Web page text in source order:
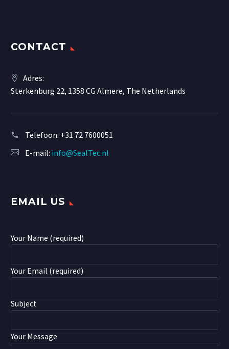
CONTACT
Adres:
Sterkenburg 22, 1358 CG Almere, The Netherlands
Telefoon: +31 72 7600051
E-mail: info@SealTec.nl
EMAIL US
Your Name (required)
Your Email (required)
Subject
Your Message